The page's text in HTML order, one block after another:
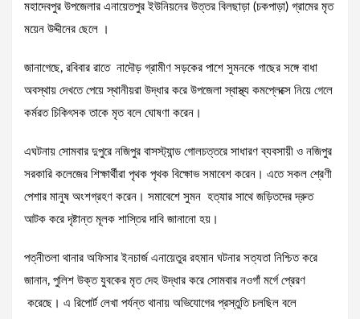
মহাদেবপুর উপজেলার এনায়েতপুর ইউনিয়নের উত্তর বিলছাড়া (চকপাড়া) গ্রামের মৃত
ময়েন উদ্দীনের ছেলে ।
জানাগেছে, রবিবার রাতে নাদৌড় গ্রামীণ সড়কের পাশে সুমনকে গাছের সঙ্গে বাধা
অবস্থায় দেখতে পেয়ে স্থানীয়রা উদ্ধার করে উপজেলা স্বাস্থ্য কমপ্লেক্সে নিয়ে গেলে
কর্মরত চিকিৎসক তাকে মৃত বলে ঘোষণা করেন।
এঘটনায় সোমবার দুপুরে নজিপুর বাসস্ট্যান্ড গোলচত্তরে সাধারণ ব্যবসায়ী ও নজিপুর
সরকারি কলেজের শিক্ষার্থীরা পৃথক পৃথক বিক্ষোভ সমাবেশ করেন। এতে সকল শ্রেণী
পেশার মানুষ অংশগ্রহণ করেন। সমাবেশে সুমন হত্যার সাথে জড়িতদের দ্রুত
আটক করে দৃষ্টান্ত মূলক শাস্তির দাবি জানানো হয়।
পত্নীতলা থানার অফিসার ইনচার্জ এনায়েতুর রহমান ঘটনার সত্যতা নিশ্চিত করে
জানান, পুলিশ উক্ত যুবকের মৃত দেহ উদ্ধার করে সোমবার নওগাঁ মর্গে প্রেরণ
করেছে। এ রিপোর্ট লেখা পর্যন্ত থানায় অভিযোগের প্রস্তুতি চলছিল বলে